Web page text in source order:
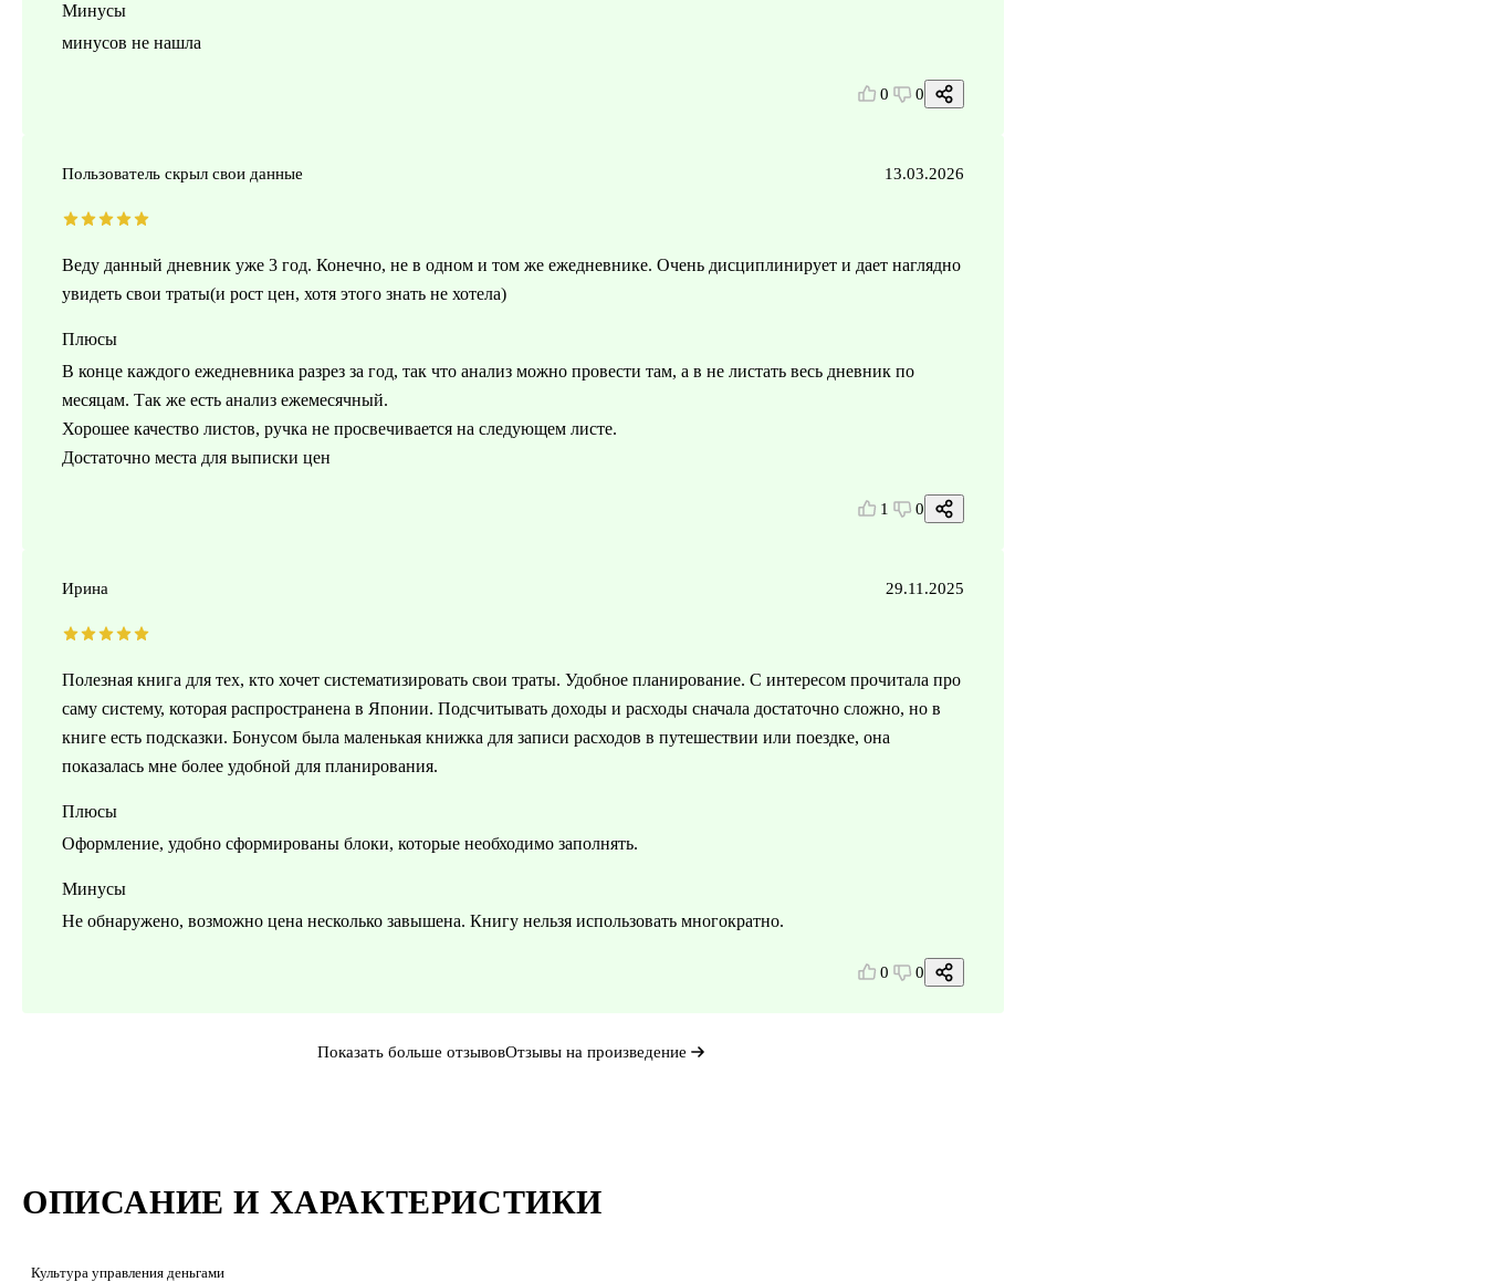
ОПИСАНИЕ И ХАРАКТЕРИСТИКИ
Культура управления деньгами
Минусы
минусов не нашла
0 0
Пользователь скрыл свои данные 13.03.2026
Веду данный дневник уже 3 год. Конечно, не в одном и том же ежедневнике. Очень дисциплинирует и дает наглядно
увидеть свои траты(и рост цен, хотя этого знать не хотела)
Плюсы
В конце каждого ежедневника разрез за год, так что анализ можно провести там, а в не листать весь дневник по
месяцам. Так же есть анализ ежемесячный.
Хорошее качество листов, ручка не просвечивается на следующем листе.
Достаточно места для выписки цен
1 0
Ирина 29.11.2025
Полезная книга для тех, кто хочет систематизировать свои траты. Удобное планирование. С интересом прочитала про
саму систему, которая распространена в Японии. Подсчитывать доходы и расходы сначала достаточно сложно, но в
книге есть подсказки. Бонусом была маленькая книжка для записи расходов в путешествии или поездке, она
показалась мне более удобной для планирования.
Плюсы
Оформление, удобно сформированы блоки, которые необходимо заполнять.
Минусы
Не обнаружено, возможно цена несколько завышена. Книгу нельзя использовать многократно.
0 0
Показать больше отзывовОтзывы на произведение